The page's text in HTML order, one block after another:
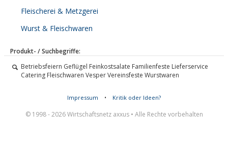
Fleischerei & Metzgerei
Wurst & Fleischwaren
Produkt- / Suchbegriffe:
Betriebsfeiern Geflügel Feinkostsalate Familienfeste Lieferservice
Catering Fleischwaren Vesper Vereinsfeste Wurstwaren
Impressum • Kritik oder Ideen?
© 1998 - 2026 Wirtschaftsnetz axxus • Alle Rechte vorbehalten